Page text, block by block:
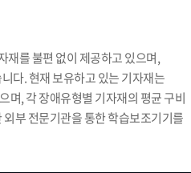
재를 불편 없이 제공하고 있으며,
다. 현재 보유하고 있는 기자재는
며, 각 장애유형별 기자재의 평균 구비
부 전문기관을 통한 학습보조기기를